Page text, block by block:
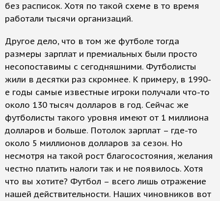
без расписок. Хотя по такой схеме в то время
работали тысячи организаций.
Другое дело, что в том же футболе тогда
размеры зарплат и премиальных были просто
несопоставимы с сегодняшними. Футболисты
жили в десятки раз скромнее. К примеру, в 1990-
е годы самые известные игроки получали что-то
около 130 тысяч долларов в год. Сейчас же
футболисты такого уровня имеют от 1 миллиона
долларов и больше. Потолок зарплат – где-то
около 5 миллионов долларов за сезон. Но
несмотря на такой рост благосостояния, желания
честно платить налоги так и не появилось. Хотя
что вы хотите? Футбол – всего лишь отражение
нашей действительности. Наших чиновников вот